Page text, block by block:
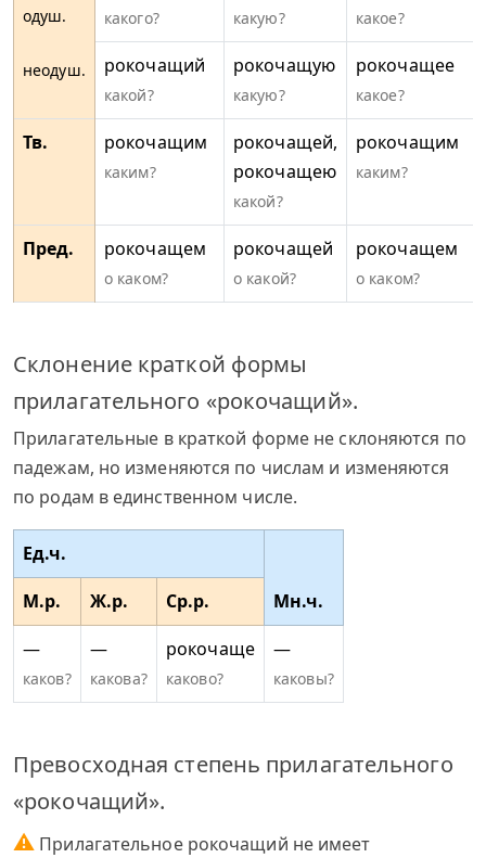
одуш.
неодуш.
какого? какую? какое?
рокочащий
какой?
рокочащую
какую?
рокочащее
какое?
Тв. рокочащим
каким?
рокочащей,
рокочащею
какой?
рокочащим
каким?
Пред. рокочащем
о каком?
рокочащей
о какой?
рокочащем
о каком?
Склонение краткой формы
прилагательного «рокочащий».
Прилагательные в краткой форме не склоняются по
падежам, но изменяются по числам и изменяются
по родам в единственном числе.
Ед.ч.
Мн.ч.
М.р. Ж.р.
Ср.р.
—
каков?
—
какова?
рокочаще
каково?
—
каковы?
Превосходная степень прилагательного
«рокочащий».
⚠ Прилагательное рокочащий не имеет